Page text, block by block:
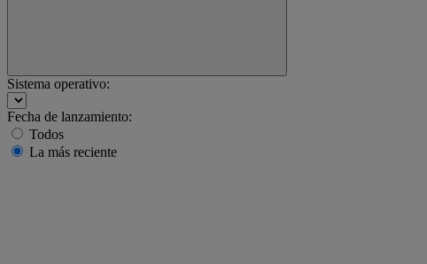
Sistema operativo:
Fecha de lanzamiento:
Todos
La más reciente